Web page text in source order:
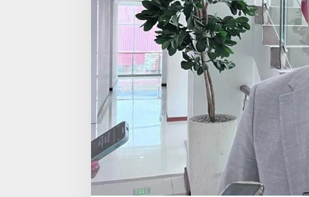
r
o
g
r
a
m
S
s
b
d
a